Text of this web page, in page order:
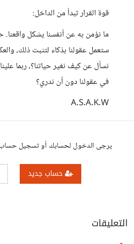
قوة القرار تبدأ من الداخل:
ما نؤمن به عن أنفسنا يشكل واقعنا.
ستعمل عقولنا بذكاء لتثبت ذلك،
نسأل عن كيف نغير حياتنا؟، ربما
في عقولنا دون أن ندري؟
A.S.A.K.W
يرجى الدخول لحسابك أو تسجيل
حساب جديد
التعليقات